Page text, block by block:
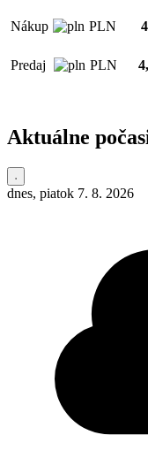
Nákup PLN
Predaj PLN
Aktuálne
dnes, piatok 7. 8. 2026